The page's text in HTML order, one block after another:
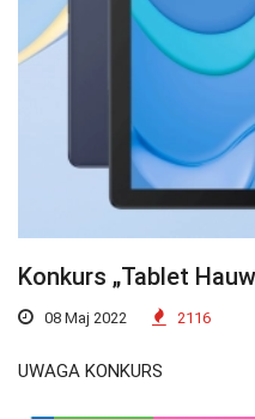
Konkurs „Tablet
08 Maj 2022 2116
UWAGA KONKURS